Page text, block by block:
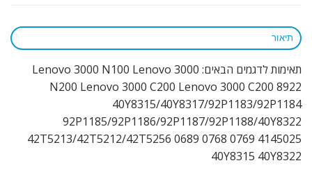
תיאור
תאימות לדגמים הבאים: Lenovo 3000 N100 Lenovo 3000
N200 Lenovo 3000 C200 Lenovo 3000 C200 8922
40Y8315/40Y8317/92P1183/92P1184
92P1185/92P1186/92P1187/92P1188/40Y8322
42T5213/42T5212/42T5256 0689 0768 0769 4145025
40Y8315 40Y8322